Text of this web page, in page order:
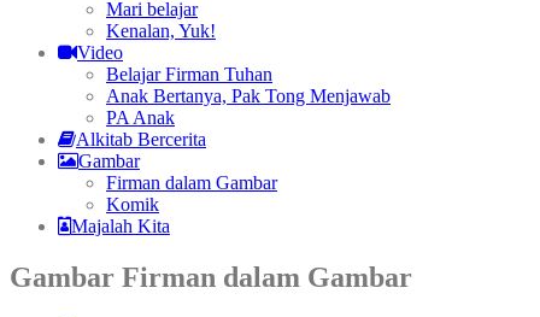
Mari belajar
Kenalan, Yuk!
Video
Belajar Firman Tuhan
Anak Bertanya, Pak Tong Menjawab
PA Anak
Alkitab Bercerita
Gambar
Firman dalam Gambar
Komik
Majalah Kita
Gambar Firman dalam Gambar